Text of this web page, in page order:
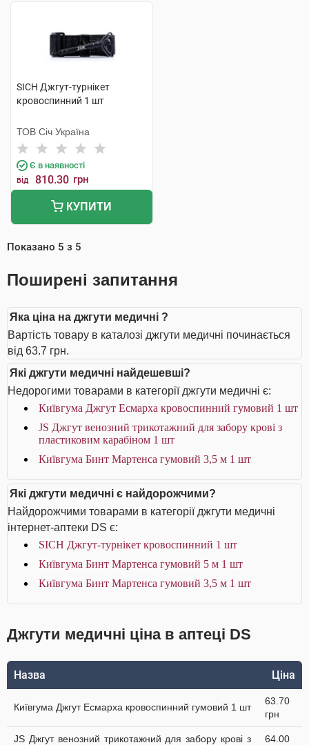
SICH Джгут-турнікет
кровоспинний 1 шт
ТОВ Січ Україна
Є в наявності
від 810.30 грн
КУПИТИ
Показано 5 з 5
Поширені запитання
Яка ціна на джгути медичні ?
Вартість товару в каталозі джгути медичні починається
від 63.7 грн.
Які джгути медичні найдешевші?
Недорогими товарами в категорії джгути медичні є:
Київгума Джгут Есмарха кровоспинний гумовий 1 шт
JS Джгут венозний трикотажний для забору крові з
пластиковим карабіном 1 шт
Київгума Бинт Мартенса гумовий 3,5 м 1 шт
Які джгути медичні є найдорожчими?
Найдорожчими товарами в категорії джгути медичні
інтернет-аптеки DS є:
SICH Джгут-турнікет кровоспинний 1 шт
Київгума Бинт Мартенса гумовий 5 м 1 шт
Київгума Бинт Мартенса гумовий 3,5 м 1 шт
Джгути медичні ціна в аптеці DS
Назва Ціна
Київгума Джгут Есмарха кровоспинний гумовий 1 шт
63.70
грн
JS Джгут венозний трикотажний для забору крові з
64.00